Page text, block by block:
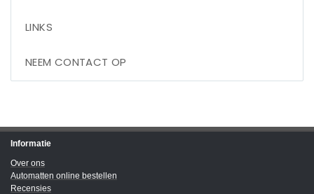
LINKS
NEEM CONTACT OP
Informatie
Over ons
Automatten online bestellen
Recensies